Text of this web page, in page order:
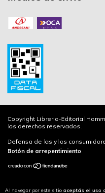
Al navegar por este sitio aceptás el uso
Copyright Libreria-Editorial
los derechos reservados.
Defensa de las y los
Botón de arrepentimiento